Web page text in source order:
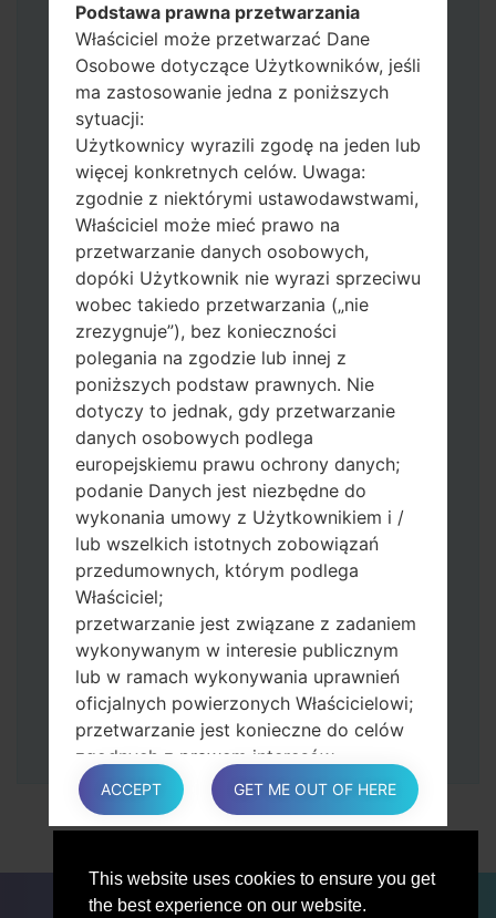
This website uses cookies to ensure you get
the best experience on our website.
zachować wszystkie swoje dane i aplikacje.
Teraz wyłącz swój telefon i przejdź do
trybu pobierania. Jak wykonać wszystkie
metody:
Naciśnij i przytrzymaj klawisz zasilania,
przycisk zwiększania głośności i klawisz
Bixby.
Naciśnij i przytrzymaj klawisze
zwiększania i zmniejszania głośności,
następnie podłącz kabel USB.
Naciśnij i przytrzymaj klawisz zasilania,
przycisk zmniejszania głośności i klawisz
strony domowej.
Podłącz kabel USB, a następnie naciśnij i
przytrzymaj przycisk Bixby i klawisz
zmniejszania głośności.
Naciśnij i przytrzymaj klawisz zasilania i
przycisk zwiększania głośności.
Następnie podłącz urządzenie do
komputera, Odin powinien wykryć
telefon, a na ekranie pojawi się numer
portu COM.
Podaj tylko czas przywracania ustawień
fabrycznych i automatycznego
ponownego uruchamiania.
Na koniec naciśnij klawisz Start. Twój
telefon uruchomi się ponownie i odłączy
się od komputera.
PORÓWNAJ
Podstawa prawna przetwarzania
Właściciel może przetwarzać Dane
Osobowe dotyczące Użytkowników, jeśli
ma zastosowanie jedna z poniższych
sytuacji:
Użytkownicy wyrazili zgodę na jeden lub
więcej konkretnych celów. Uwaga:
zgodnie z niektórymi ustawodawstwami,
Właściciel może mieć prawo na
przetwarzanie danych osobowych,
dopóki Użytkownik nie wyrazi sprzeciwu
wobec takiedo przetwarzania („nie
zrezygnuje”), bez konieczności
polegania na zgodzie lub innej z
poniższych podstaw prawnych. Nie
dotyczy to jednak, gdy przetwarzanie
danych osobowych podlega
europejskiemu prawu ochrony danych;
podanie Danych jest niezbędne do
wykonania umowy z Użytkownikiem i /
lub wszelkich istotnych zobowiązań
przedumownych, którym podlega
Właściciel;
przetwarzanie jest związane z zadaniem
wykonywanym w interesie publicznym
lub w ramach wykonywania uprawnień
oficjalnych powierzonych Właścicielowi;
przetwarzanie jest konieczne do celów
zgodnych z prawem interesów
prowadzonej przez właściciela lub
osobę trzecią.
W każdym przypadku Właściciel z
konkretną podstawę prawną, która ma
ACCEPT GET ME OUT OF HERE